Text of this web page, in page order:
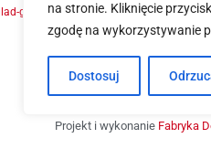
na stronie. Kliknięcie
zgodę na wykorzystywanie
Dostosuj
gastronomiczny.pl
Projekt i wykonanie Fabryka